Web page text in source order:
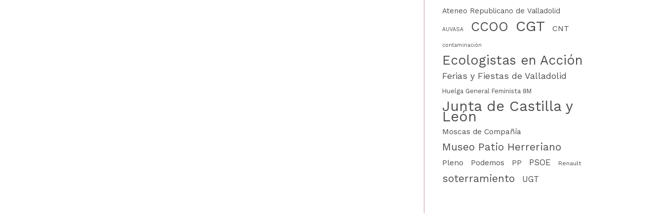
Ateneo Republicano de Valladolid
AUVASA CCOO CGT CNT
contaminación
Ecologistas en Acción
Ferias y Fiestas de Valladolid
Huelga General Feminista 8M
Junta de Castilla y
León
Moscas de Compañía
Museo Patio Herreriano
Pleno Podemos PP PSOE Renault
soterramiento UGT